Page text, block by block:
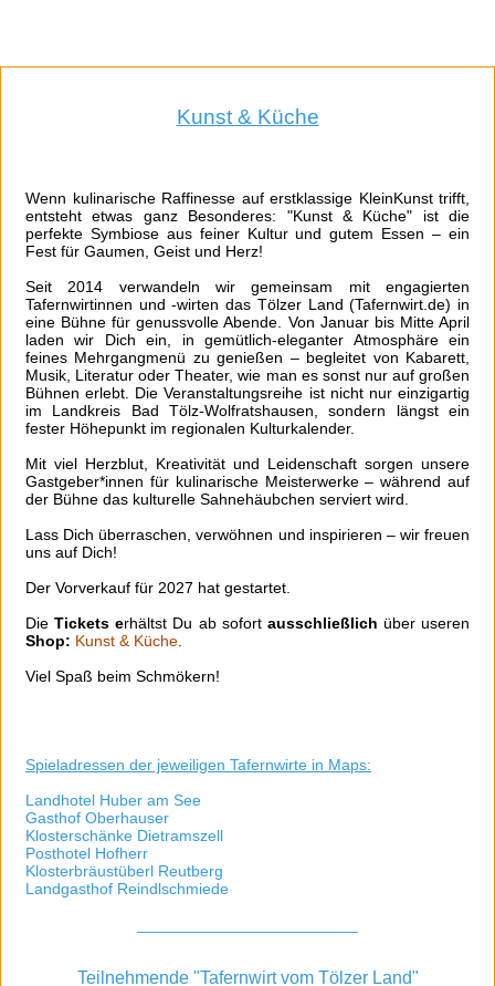
Kunst & Küche
Wenn kulinarische Raffinesse auf erstklassige KleinKunst trifft,
entsteht etwas ganz Besonderes: "Kunst & Küche" ist die
perfekte Symbiose aus feiner Kultur und gutem Essen – ein
Fest für Gaumen, Geist und Herz!
Seit 2014 verwandeln wir gemeinsam mit engagierten
Tafernwirtinnen und -wirten das Tölzer Land (Tafernwirt.de) in
eine Bühne für genussvolle Abende. Von Januar bis Mitte April
laden wir Dich ein, in gemütlich-eleganter Atmosphäre ein
feines Mehrgangmenü zu genießen – begleitet von Kabarett,
Musik, Literatur oder Theater, wie man es sonst nur auf großen
Bühnen erlebt. Die Veranstaltungsreihe ist nicht nur einzigartig
im Landkreis Bad Tölz-Wolfratshausen, sondern längst ein
fester Höhepunkt im regionalen Kulturkalender.
Mit viel Herzblut, Kreativität und Leidenschaft sorgen unsere
Gastgeber*innen für kulinarische Meisterwerke – während auf
der Bühne das kulturelle Sahnehäubchen serviert wird.
Lass Dich überraschen, verwöhnen und inspirieren – wir freuen
uns auf Dich!
Der Vorverkauf für 2027 hat gestartet.
DieTickets erhältst Du ab sofort ausschließlich über useren
Shop: Kunst & Küche
Viel Spaß beim Schmökern!
Spieladressen der jeweiligen Tafernwirte in Maps:
Landhotel Huber am See
Gasthof Oberhauser
Klosterschänke Dietramszell
Posthotel Hofherr
Klosterbräustüberl Reutberg
Landgasthof Reindlschmiede
Teilnehmende "Tafernwirt vom Tölzer Land"